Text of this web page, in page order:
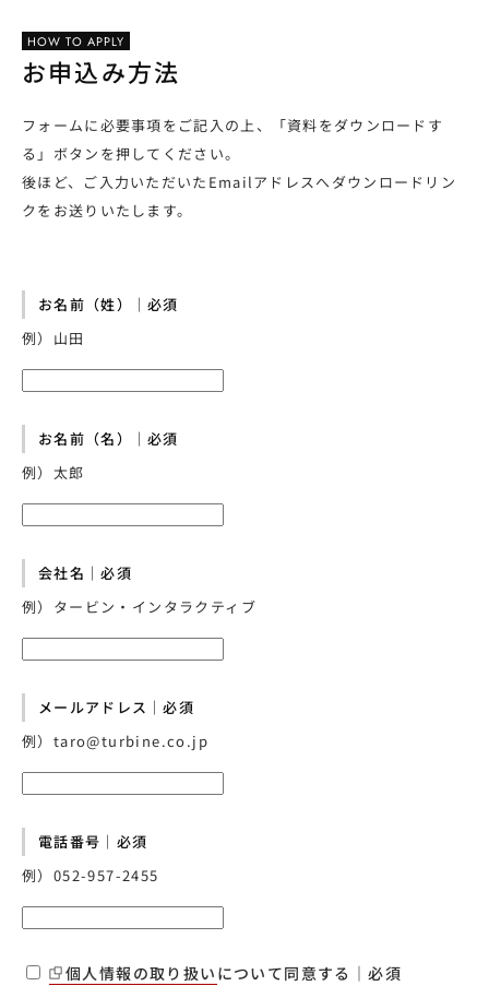
HOW TO APPLY
お申込み方法
フォームに必要事項をご記入の上、「資料をダウンロードす
る」ボタンを押してください。
後ほど、ご入力いただいたEmailアドレスへダウンロードリン
クをお送りいたします。
お名前（姓）｜必須
例）山田
お名前（名）｜必須
例）太郎
会社名｜必須
例）タービン・インタラクティブ
メールアドレス｜必須
例）taro@turbine.co.jp
電話番号｜必須
例）052-957-2455
個人情報の取り扱い について同意する｜必須